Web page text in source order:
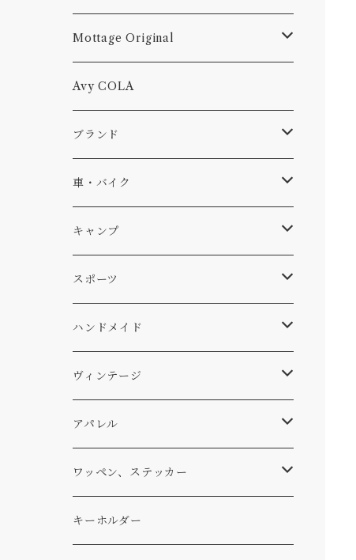
Mottage Original
Tシャツ
キャップ、ニット
ソックス
雑貨
ステッカー
バッグ
パンツ
パーカー・トレーナー
アウター
コラボ
Avy COLA
ブランド
Db
サーフ
スキー
A-Frame
DOGS
WEAR
Four My Self
Ten
アメリカ軍払い下げ
...mura
車・バイク
車外
マット、シート
エアフレッシュナー
小物
ヘルメット
キャンプ
ファニチャー
キッチン
スリーピング
小物
コーヒー
焚き火
スポーツ
サーフ
スキー
ハンドメイド
ステッカー
ワッペン
小物
ヴィンテージ
ワッペン
ステッカー
小物
アパレル
Tシャツ
キャップ、ニット
ワッペン、ステッカー
ワッペン
キーホルダー